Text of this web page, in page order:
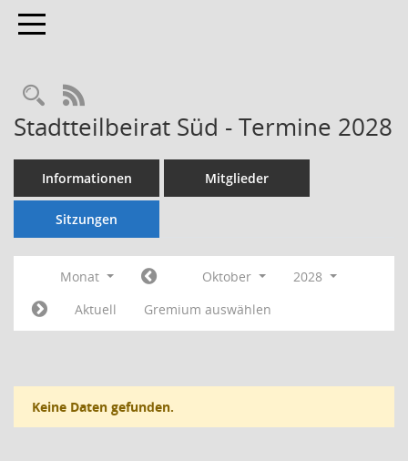
Toggle navigation
Rechercheauswahl
RSS-Feed
Stadtteilbeirat Süd - Termine 2028
Informationen Mitglieder
Sitzungen
Monat Oktober
2028
Aktuell
Gremium auswählen
Keine Daten gefunden.